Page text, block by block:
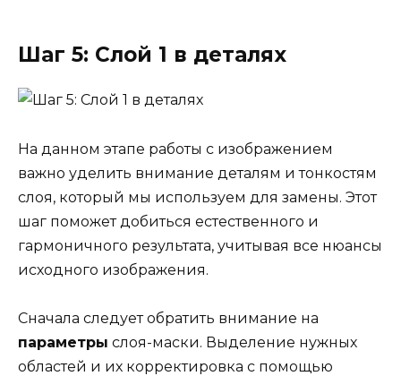
Шаг 5: Слой 1 в деталях
На данном этапе работы с изображением
важно уделить внимание деталям и тонкостям
слоя, который мы используем для замены. Этот
шаг поможет добиться естественного и
гармоничного результата, учитывая все нюансы
исходного изображения.
Сначала следует обратить внимание на
параметры слоя-маски. Выделение нужных
областей и их корректировка с помощью